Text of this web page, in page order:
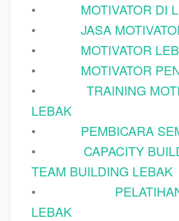
•
MOTIVATOR DI
•
JASA
•
MOTIVATOR
•
MOTIVATOR
•
TRAINING
LEBAK
•
PEMBICARA
•
CAPACITY
TEAM BUILDING LEBAK
•
LEBAK